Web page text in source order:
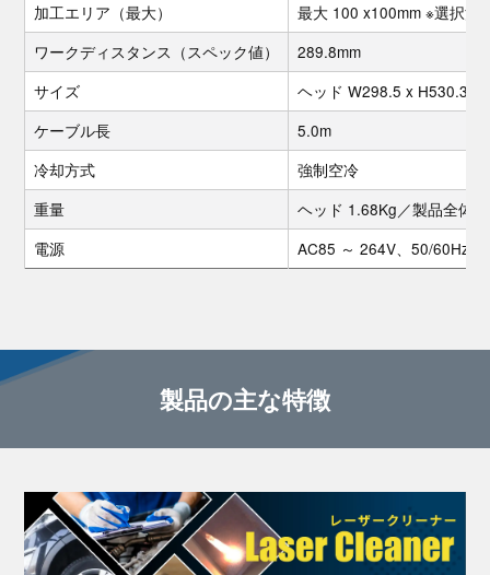
加工エリア（最大）
最大 100 x100mm ※選択波
ワークディスタンス（スペック値）
289.8mm
サイズ
ヘッド W298.5 x H530.3
ケーブル長
5.0m
冷却方式
強制空冷
重量
ヘッド 1.68Kg／製品全体
電源
AC85 ～ 264V、50/60Hz
製品の主な特徴